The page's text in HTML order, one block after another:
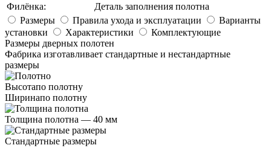
Филёнка:
Деталь заполнения полотна
Размеры
Правила ухода и эксплуатации
Варианты
установки
Характеристики
Комплектующие
Размеры дверных полотен
Фабрика изготавливает стандартные и нестандартные
размеры
Высотапо полотну
Ширинапо полотну
Толщина полотна — 40 мм
Стандартные размеры